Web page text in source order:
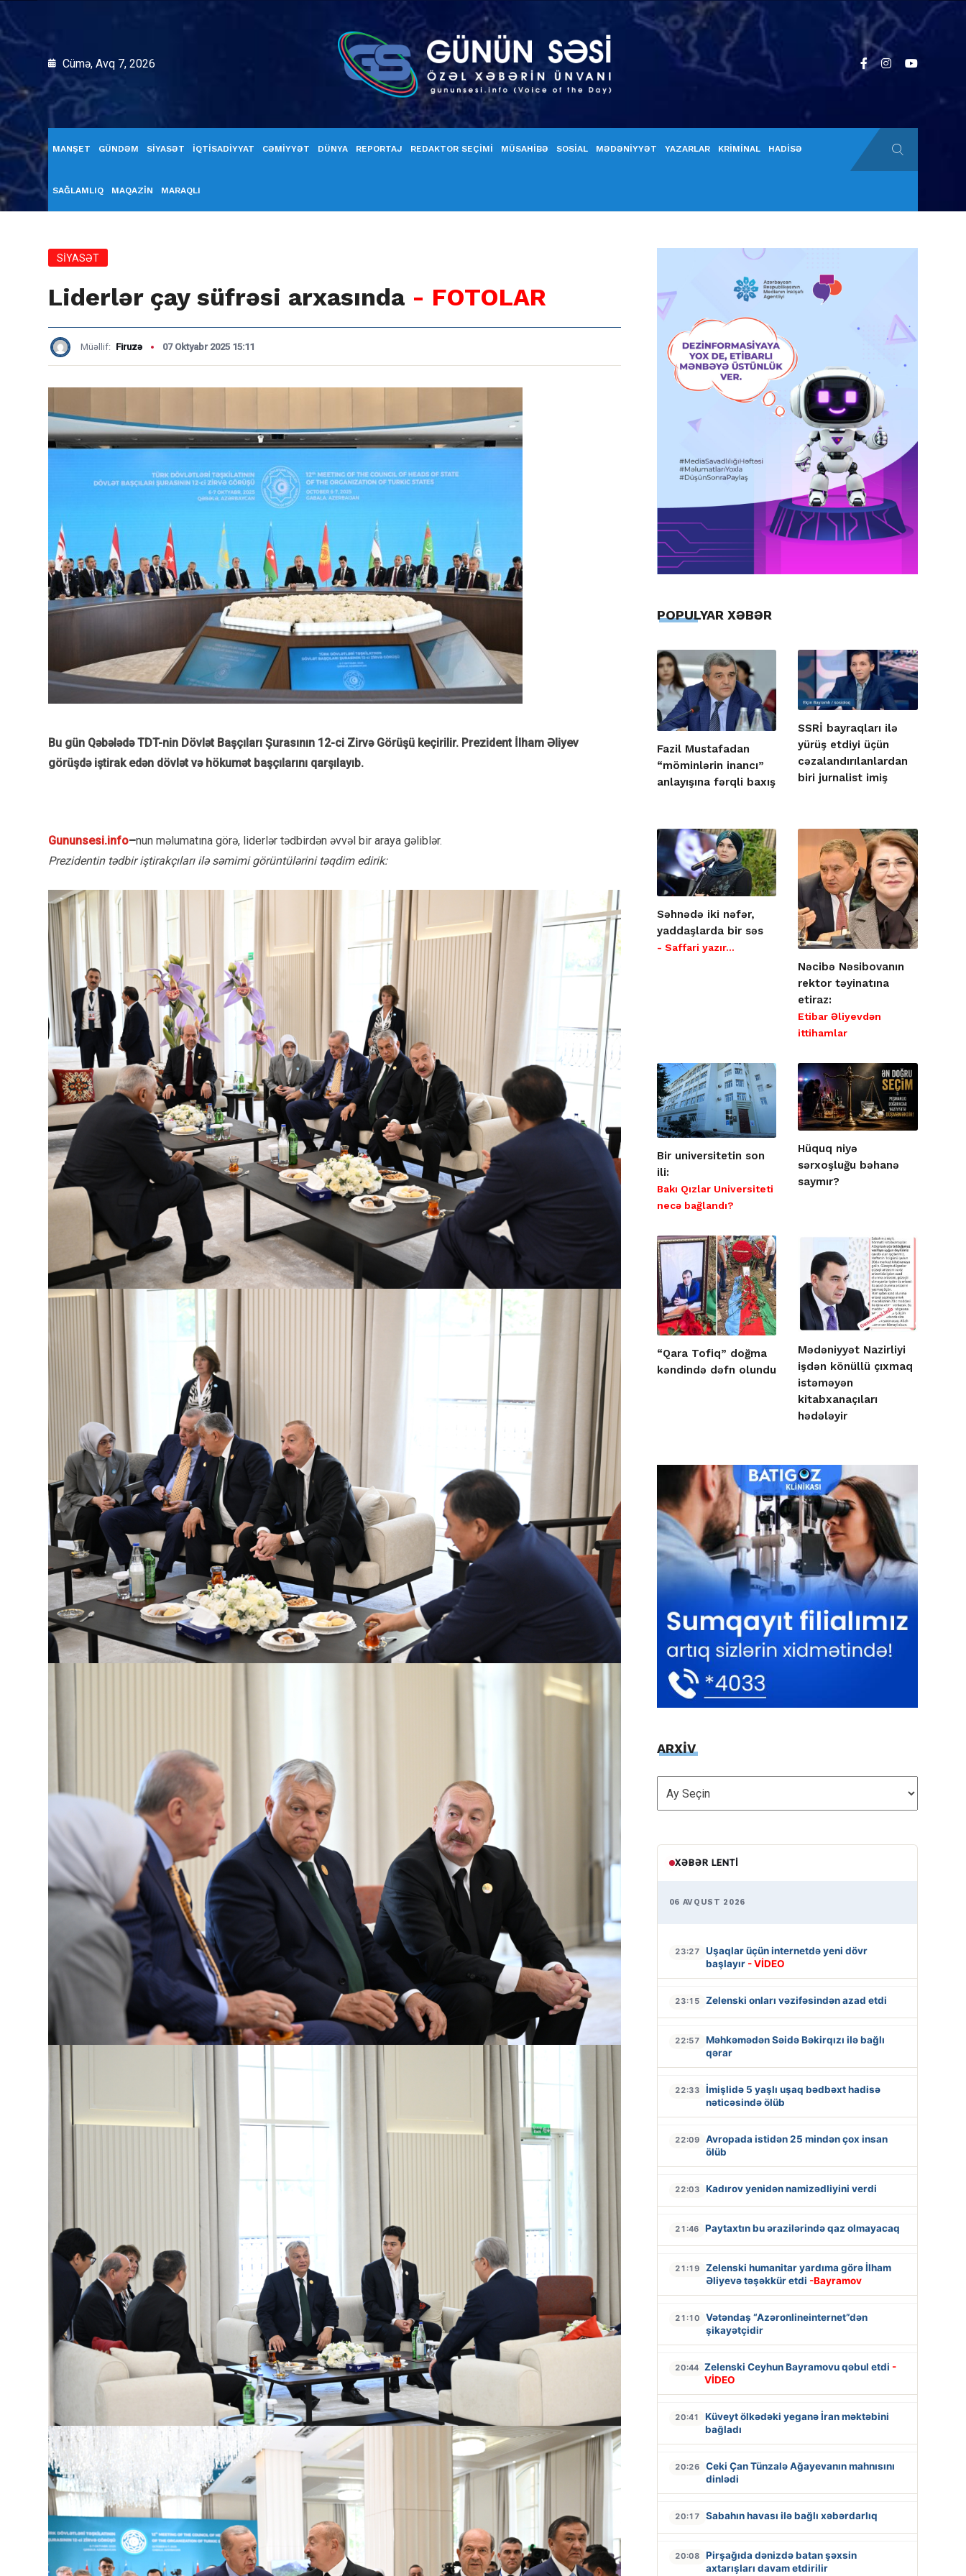
Cümə, Avq 7, 2026
MANŞET GÜNDƏM SİYASƏT İQTİSADİYYAT CƏMİYYƏT DÜNYA REPORTAJ REDAKTOR SEÇİMİ MÜSAHİBƏ SOSİAL MƏDƏNİYYƏT YAZARLAR KRİMİNAL HADİSƏ
SAĞLAMLIQ MAQAZİN MARAQLI
SİYASƏT
Liderlər çay süfrəsi arxasında - FOTOLAR
Müəllif: Firuzə 07 Oktyabr 2025 15:11
Bu gün Qəbələdə TDT-nin Dövlət Başçıları Şurasının 12-ci Zirvə Görüşü keçirilir. Prezident İlham Əliyev
görüşdə iştirak edən dövlət və hökumət başçılarını qarşılayıb.
Gununsesi.info–nun məlumatına görə, liderlər tədbirdən əvvəl bir araya gəliblər.
Prezidentin tədbir iştirakçıları ilə səmimi görüntülərini təqdim edirik:
POPULYAR XƏBƏR
Fazil Mustafadan
“möminlərin inancı”
anlayışına fərqli baxış
SSRİ bayraqları ilə
yürüş etdiyi üçün
cəzalandırılanlardan
biri jurnalist imiş
Səhnədə iki nəfər,
yaddaşlarda bir səs
- Saffari yazır…
Nəcibə Nəsibovanın
rektor təyinatına
etiraz:
Etibar Əliyevdən
ittihamlar
Bir universitetin son
ili:
Bakı Qızlar Universiteti
necə bağlandı?
Hüquq niyə
sərxoşluğu bəhanə
saymır?
“Qara Tofiq” doğma
kəndində dəfn olundu
Mədəniyyət Nazirliyi
işdən könüllü çıxmaq
istəməyən
kitabxanaçıları
hədələyir
ARXİV
ARXİV
XƏBƏR LENTI
06 AVQUST 2026
23:27
Uşaqlar üçün internetdə yeni dövr
başlayır - VİDEO
23:15 Zelenski onları vəzifəsindən azad etdi
22:57
Məhkəmədən Səidə Bəkirqızı ilə bağlı
qərar
22:33
İmişlidə 5 yaşlı uşaq bədbəxt hadisə
nəticəsində ölüb
22:09
Avropada istidən 25 mindən çox insan
ölüb
22:03 Kadırov yenidən namizədliyini verdi
21:46 Paytaxtın bu ərazilərində qaz olmayacaq
21:19
Zelenski humanitar yardıma görə İlham
Əliyevə təşəkkür etdi -Bayramov
21:10
Vətəndaş “Azəronlineinternet”dən
şikayətçidir
20:44 Zelenski Ceyhun Bayramovu qəbul etdi -
VİDEO
20:41
Küveyt ölkədəki yeganə İran məktəbini
bağladı
20:26
Ceki Çan Tünzalə Ağayevanın mahnısını
dinlədi
20:17 Sabahın havası ilə bağlı xəbərdarlıq
20:08
Pirşağıda dənizdə batan şəxsin
axtarışları davam etdirilir